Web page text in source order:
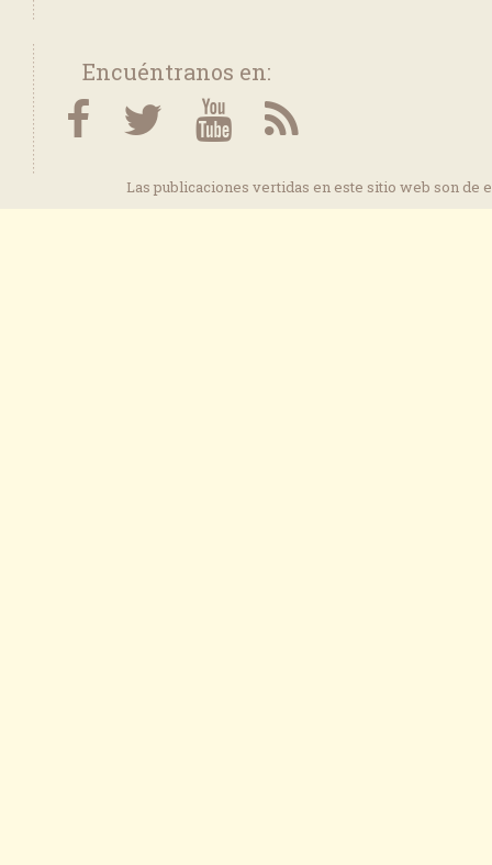
Encuéntranos en:
Las publicaciones vertidas en este sitio web son de